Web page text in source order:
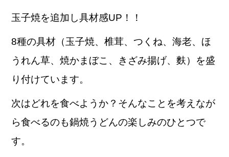
玉子焼を追加し具材感UP ！！
8種の具材（玉子焼、椎茸、つくね、海老、ほ
うれん草、焼かまぼこ、きざみ揚げ、麩）を盛
り付けています。
次はどれを食べようか？そんなことを考えなが
ら食べるのも鍋焼うどんの楽しみのひとつで
す。